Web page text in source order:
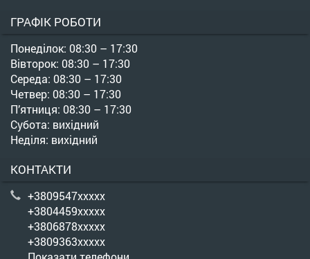
ГРАФІК РОБОТИ
Понеділок: 08:30 – 17:30
Вівторок: 08:30 – 17:30
Середа: 08:30 – 17:30
Четвер: 08:30 – 17:30
П’ятниця: 08:30 – 17:30
Субота: вихідний
Неділя: вихідний
КОНТАКТИ
+3809547xxxxx
+3804459xxxxx
+3806878xxxxx
+3809363xxxxx